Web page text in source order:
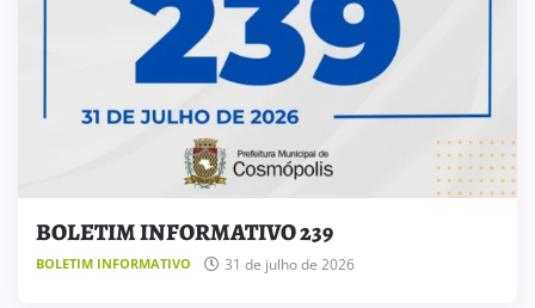
BOLETIM INFORMATIVO 239
BOLETIM INFORMATIVO 31 de julho de 2026